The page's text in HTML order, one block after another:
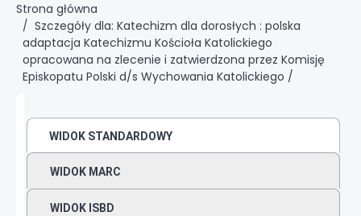
Strona główna
Szczegóły dla: Katechizm dla dorosłych : polska
adaptacja Katechizmu Kościoła Katolickiego
opracowana na zlecenie i zatwierdzona przez Komisję
Episkopatu Polski d/s Wychowania Katolickiego /
WIDOK STANDARDOWY
WIDOK MARC
WIDOK ISBD